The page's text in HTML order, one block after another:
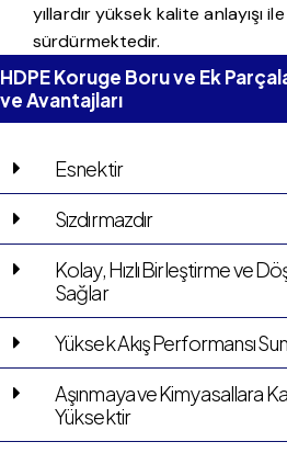
yıllardır yüksek kalite anlayışı
sürdürmektedir.
HDPE Koruge Boru ve Ek
ve Avantajları
Esnektir
Sızdırmazdır
Kolay, Hızlı Birleştirme ve
Sağlar
Yüksek Akış Performansı
Aşınmaya ve Kimyasallara
Yüksektir